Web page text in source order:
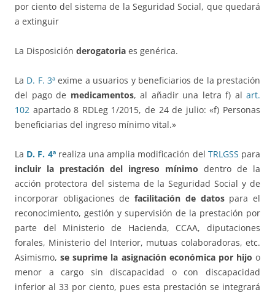
por ciento del sistema de la Seguridad Social, que quedará
a extinguir
La Disposición derogatoria es genérica.
La D. F. 3ª exime a usuarios y beneficiarios de la prestación
del pago de medicamentos, al añadir una letra f) al art.
102 apartado 8 RDLeg 1/2015, de 24 de julio: «f) Personas
beneficiarias del ingreso mínimo vital.»
La D. F. 4ªrealiza una amplia modificación del TRLGSS para
incluir la prestación del ingreso mínimo dentro de la
acción protectora del sistema de la Seguridad Social y de
incorporar obligaciones defacilitación de datospara el
reconocimiento, gestión y supervisión de la prestación por
parte del Ministerio de Hacienda, CCAA, diputaciones
forales, Ministerio del Interior, mutuas colaboradoras, etc.
Asimismo,se suprime la asignación económica por hijo o
menor a cargo sin discapacidad o con discapacidad
inferior al 33 por ciento, pues esta prestación se integrará